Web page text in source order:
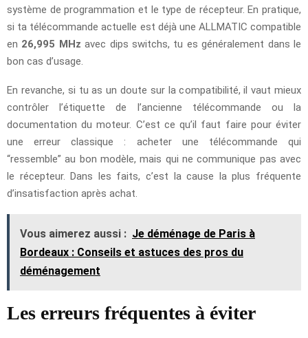
système de programmation et le type de récepteur. En pratique,
si ta télécommande actuelle est déjà une ALLMATIC compatible
en 26,995 MHz avec dips switchs, tu es généralement dans le
bon cas d’usage.
En revanche, si tu as un doute sur la compatibilité, il vaut mieux
contrôler l’étiquette de l’ancienne télécommande ou la
documentation du moteur. C’est ce qu’il faut faire pour éviter
une erreur classique : acheter une télécommande qui
“ressemble” au bon modèle, mais qui ne communique pas avec
le récepteur. Dans les faits, c’est la cause la plus fréquente
d’insatisfaction après achat.
Vous aimerez aussi : Je déménage de Paris à
Bordeaux : Conseils et astuces des pros du
déménagement
Les erreurs fréquentes à éviter